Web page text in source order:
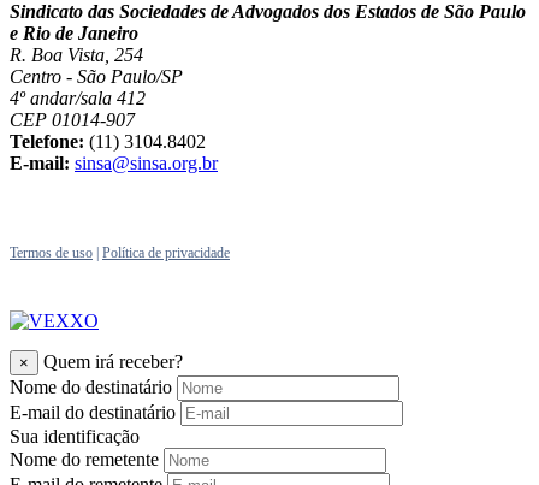
Sindicato das Sociedades de Advogados dos Estados de São Paulo
e Rio de Janeiro
R. Boa Vista, 254
Centro - São Paulo/SP
4º andar/sala 412
CEP 01014-907
Telefone: (11) 3104.8402
E-mail: sinsa@sinsa.org.br
Termos de uso Política de privacidade
×
Quem irá receber?
Nome do destinatário
E-mail do destinatário
Sua identificação
Nome do remetente